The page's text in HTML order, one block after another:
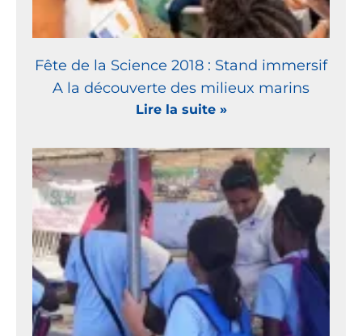
Fête de la Science 2018 : Stand immersif
A la découverte des milieux marins
Lire la suite »